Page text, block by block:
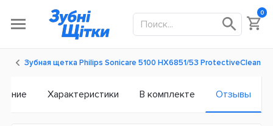
0
Зубная щетка Philips Sonicare 5100 HX6851/53 ProtectiveClean
Характеристики В комплекте Отзывы